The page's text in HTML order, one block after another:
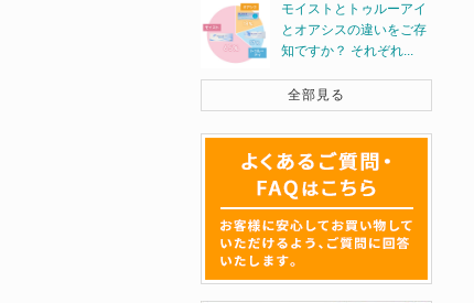
モイストとトゥルーアイ
とオアシスの違いをご存
知ですか？ それぞれ...
全部見る